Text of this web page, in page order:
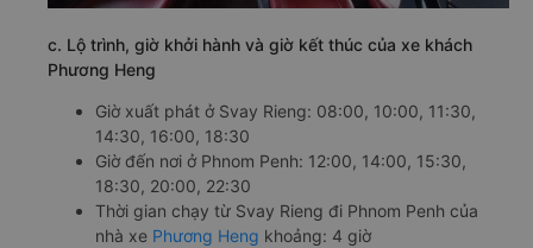
c. Lộ trình, giờ khởi hành và giờ kết thúc của xe khách
Phương Heng
Giờ xuất phát ở Svay Rieng: 08:00, 10:00, 11:30,
14:30, 16:00, 18:30
Giờ đến nơi ở Phnom Penh: 12:00, 14:00, 15:30,
18:30, 20:00, 22:30
Thời gian chạy từ Svay Rieng đi Phnom Penh của
nhà xe Phương Heng khoảng: 4 giờ